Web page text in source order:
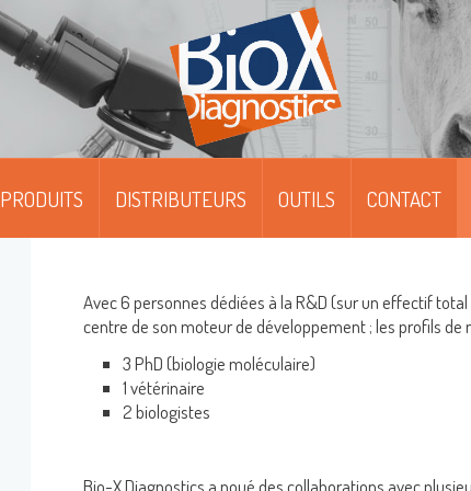
PRODUITS
DIPFIT™
DIPFIT™ SMART
MOABS / FITC
MONOSCREEN™ AG/AB/QUANT-ELISA
DISTRIBUTEURS OUTILS CONTACT
Avec 6 personnes dédiées à la R&D (sur un effectif
centre de son moteur de développement ; les profils de
3 PhD (biologie moléculaire)
1 vétérinaire
2 biologistes
Bio-X Diagnostics a noué des collaborations avec